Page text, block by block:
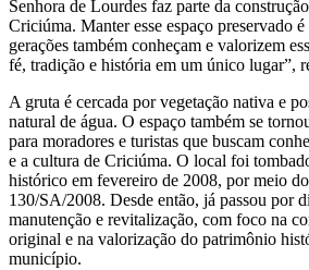
Senhora de Lourdes faz parte da
Criciúma. Manter esse espaço preservado
gerações também conheçam e valorizem
fé, tradição e história em um único lugar”,
A gruta é cercada por vegetação nativa e
natural de água. O espaço também se
para moradores e turistas que buscam
e a cultura de Criciúma. O local foi
histórico em fevereiro de 2008, por meio
130/SA/2008. Desde então, já passou por
manutenção e revitalização, com foco na
original e na valorização do patrimônio
município.